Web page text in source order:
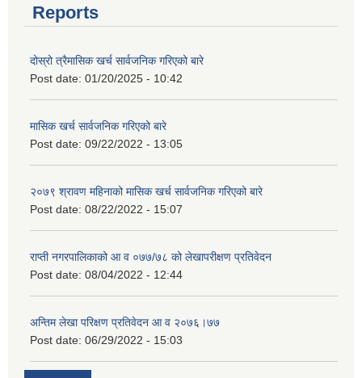
Reports
दोस्रो त्रैमासिक खर्च सार्वजनिक गरिएको बारे
Post date: 01/20/2025 - 10:42
मासिक खर्च सार्वजनिक गरिएको बारे
Post date: 09/22/2022 - 13:05
२०७९ श्रावण महिनाको मासिक खर्च सार्वजनिक गरिएको बारे
Post date: 08/22/2022 - 15:07
राप्ती नगरपालिकाको आ व ०७७/७८ को लेखापरीक्षण प्रतिवेदन
Post date: 08/04/2022 - 12:44
अन्तिम लेखा परिक्षण प्रतिवेदन आ व २०७६।७७
Post date: 06/29/2022 - 15:03